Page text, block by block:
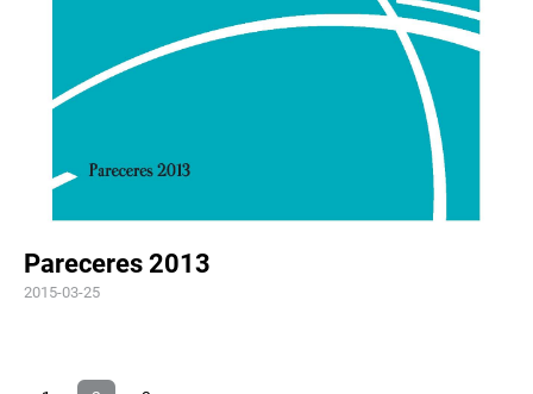
Pareceres 2013
2015-03-25